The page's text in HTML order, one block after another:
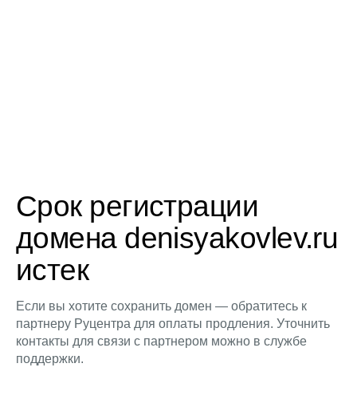
Срок регистрации
домена denisyakovlev.ru
истек
Если вы хотите сохранить домен — обратитесь к
партнеру Руцентра для оплаты продления. Уточнить
контакты для связи с партнером можно в службе
поддержки.